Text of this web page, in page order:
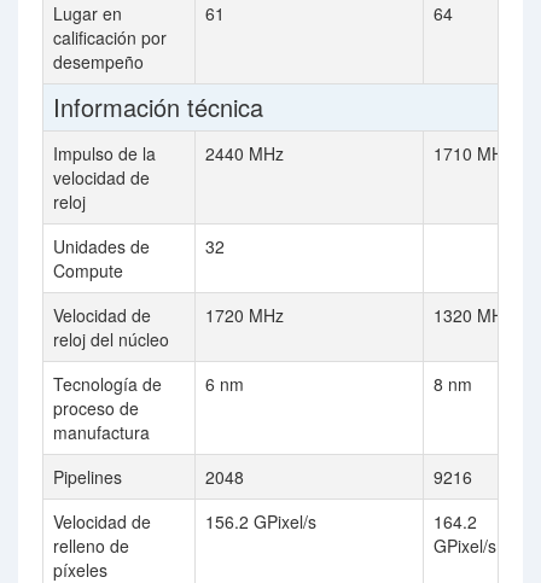
Lugar en
calificación por
desempeño
61 64
Información técnica
Impulso de la
velocidad de
reloj
2440 MHz 1710 MHz
Unidades de
Compute
32
Velocidad de
reloj del núcleo
1720 MHz 1320 MHz
Tecnología de
proceso de
manufactura
6 nm 8 nm
Pipelines 2048
9216
Velocidad de
relleno de
píxeles
156.2 GPixel/s
164.2
GPixel/s